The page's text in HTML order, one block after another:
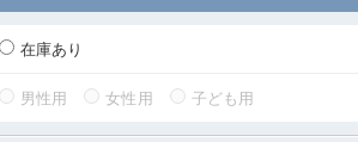
在庫あり
男性用 女性用 子ども用